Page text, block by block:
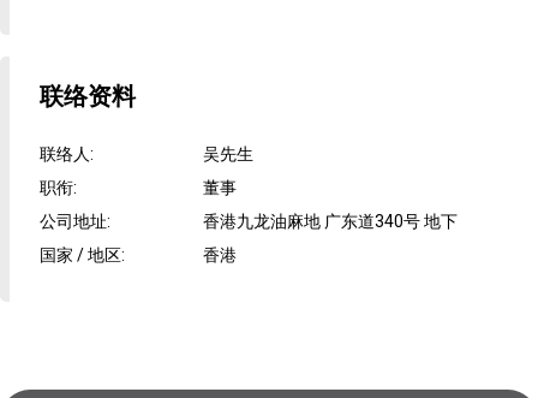
联络资料
联络人:
吴先生
职衔:
董事
公司地址:
香港九龙油麻地 广东道340号 地下
国家 / 地区: 香港